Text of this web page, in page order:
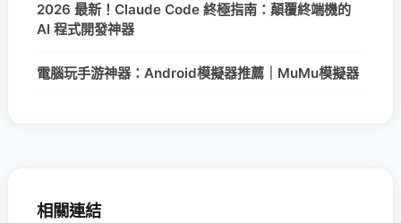
2026 最新！Claude Code 終極指南：顛覆終端機的
AI 程式開發神器
電腦玩手游神器：Android模擬器推薦｜MuMu模擬器
相關連結